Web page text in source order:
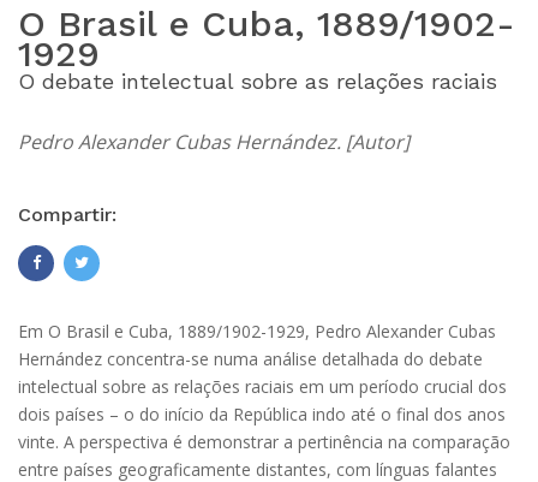
O Brasil e Cuba, 1889/1902-
1929
O debate intelectual sobre as relações raciais
Pedro Alexander Cubas Hernández. [Autor]
Compartir:
Em O Brasil e Cuba, 1889/1902-1929, Pedro Alexander Cubas
Hernández concentra-se numa análise detalhada do debate
intelectual sobre as relações raciais em um período crucial dos
dois países – o do início da República indo até o final dos anos
vinte. A perspectiva é demonstrar a pertinência na comparação
entre países geograficamente distantes, com línguas falantes